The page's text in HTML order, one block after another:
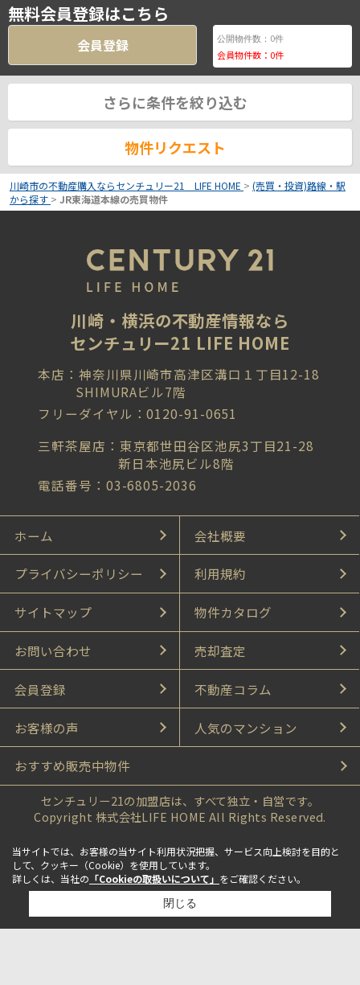
無料会員登録はこちら
会員登録 公開物件数： 0件
会員物件数： 0件
さらに条件を絞り込む
物件リクエスト
川崎市の不動産購入ならセンチュリー21 LIFE HOME > (売買・投資)路線・駅
から探す > JR東海道本線の売買物件
川崎・横浜の不動産情報なら
センチュリー21 LIFE HOME
本店：神奈川県川崎市高津区溝口１丁目12-18
SHIMURAビル7階
フリーダイヤル：0120-91-0651
三軒茶屋店：東京都世田谷区池尻3丁目21-28
新日本池尻ビル8階
電話番号：03-6805-2036
ホーム 会社概要
プライバシーポリシー 利用規約
サイトマップ 物件カタログ
お問い合わせ 売却査定
会員登録 不動産コラム
お客様の声 人気のマンション
おすすめ販売中物件
センチュリー21の加盟店は、すべて独立・自営です。
Copyright 株式会社LIFE HOME All Rights Reserved.
当サイトでは、お客様の当サイト利用状況把握、サービス向上検討を目的と
して、クッキー（Cookie）を使用しています。
詳しくは、当社の 「Cookieの取扱いについて」 をご確認ください。
閉じる